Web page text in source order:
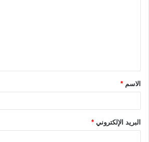
ق
*الاسم *
البريد الإلكتروني *